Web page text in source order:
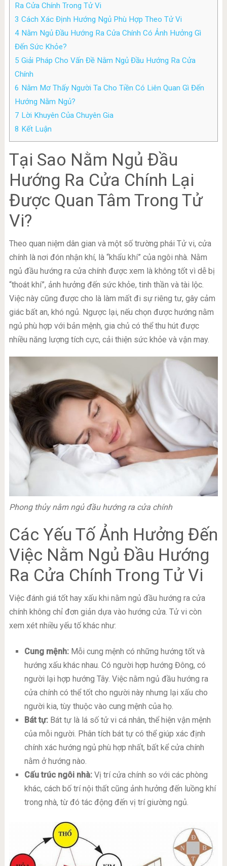
Ra Cửa Chính Trong Tử Vi
3 Cách Xác Định Hướng Ngủ Phù Hợp Theo Tử Vi
4Nằm Ngủ Đầu Hướng Ra Cửa Chính Có Ảnh Hưởng Gì
Đến Sức Khỏe?
5 Giải Pháp Cho Vấn Đề Nằm Ngủ Đầu Hướng Ra Cửa
Chính
6 Nằm Mơ Thấy Người Ta Cho Tiền Có Liên Quan Gì Đến
Hướng Nằm Ngủ?
7 Lời Khuyên Của Chuyên Gia
8 Kết Luận
Tại Sao Nằm Ngủ Đầu
Hướng Ra Cửa Chính Lại
Được Quan Tâm Trong Tử
Vi?
Theo quan niệm dân gian và một số trường phái Tử vi, cửa
chính là nơi đón nhận khí, là “khẩu khí” của ngôi nhà. Nằm
ngủ đầu hướng ra cửa chính được xem là không tốt vì dễ bị
“thoát khí”, ảnh hưởng đến sức khỏe, tinh thần và tài lộc.
Việc này cũng được cho là làm mất đi sự riêng tư, gây cảm
giác bất an, khó ngủ. Ngược lại, nếu chọn được hướng nằm
ngủ phù hợp với bản mệnh, gia chủ có thể thu hút được
nhiều năng lượng tích cực, cải thiện sức khỏe và vận may.
Phong thủy nằm ngủ đầu hướng ra cửa chính
Các Yếu Tố Ảnh Hưởng Đến
Việc Nằm Ngủ Đầu Hướng
Ra Cửa Chính Trong Tử Vi
Việc đánh giá tốt hay xấu khi nằm ngủ đầu hướng ra cửa
chính không chỉ đơn giản dựa vào hướng cửa. Tử vi còn
xem xét nhiều yếu tố khác như:
Cung mệnh:Mỗi cung mệnh có những hướng tốt và
hướng xấu khác nhau. Có người hợp hướng Đông, có
người lại hợp hướng Tây. Việc nằm ngủ đầu hướng ra
cửa chính có thể tốt cho người này nhưng lại xấu cho
người kia, tùy thuộc vào cung mệnh của họ.
Bát tự:Bát tự là lá số tử vi cá nhân, thể hiện vận mệnh
của mỗi người. Phân tích bát tự có thể giúp xác định
chính xác hướng ngủ phù hợp nhất, bất kể cửa chính
nằm ở hướng nào.
Cấu trúc ngôi nhà:Vị trí cửa chính so với các phòng
khác, cách bố trí nội thất cũng ảnh hưởng đến luồng khí
trong nhà, từ đó tác động đến vị trí giường ngủ.